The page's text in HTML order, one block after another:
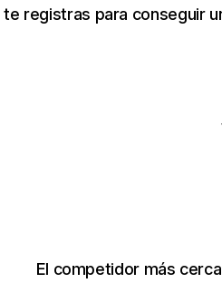
te registras para conseguir
El competidor más